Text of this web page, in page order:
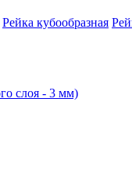
Рейка кубообразная
слоя - 3 мм)